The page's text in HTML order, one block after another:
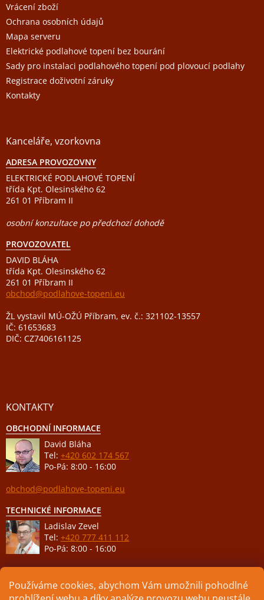
Používáme cookies, abychom Vám umožnili pohodlné
Vrácení zboží
Ochrana osobních údajů
Mapa serveru
Elektrické podlahové topení bez bourání
Sady pro instalaci podlahového topení pod plovoucí podlahy
Registrace doživotní záruky
Kontakty
Kanceláře, vzorkovna
ADRESA PROVOZOVNY
ELEKTRICKÉ PODLAHOVÉ TOPENÍ
třída Kpt. Olesinského 62
261 01 Příbram II
osobní konzultace po předchozí dohodě
PROVOZOVATEL
DAVID BLÁHA
třída Kpt. Olesinského 62
261 01 Příbram II
obchod@podlahove-topeni.eu
ŽL vystavil MÚ-OŽÚ Příbram, ev. č.: 321102-13557
IČ: 61653683
DIČ: CZ7406161125
KONTAKTY
OBCHODNÍ INFORMACE
David Bláha
Tel: +420 602 174 567
Po-Pá: 8:00 - 16:00
obchod@podlahove-topeni.eu
TECHNICKÉ INFORMACE
Ladislav Zevel
Tel: +420 777 411 112
Po-Pá: 8:00 - 16:00
podpora@podlahove-topeni.eu